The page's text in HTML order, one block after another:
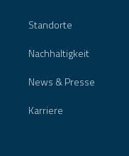
Standorte
Nachhaltigkeit
News & Presse
Karriere